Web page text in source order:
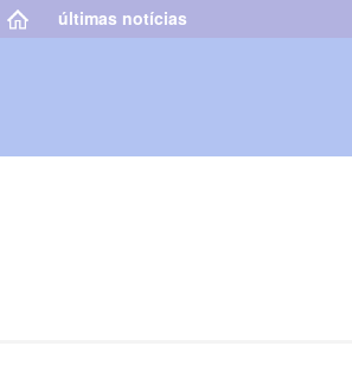
últimas notícias